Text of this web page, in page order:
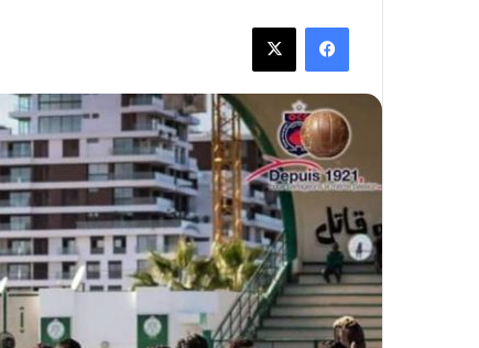
ب
ر
ي
د
ا
إ
ل
ك
ت
ر
فيسبوك